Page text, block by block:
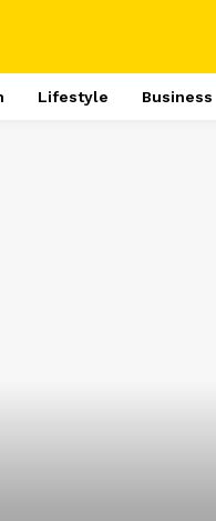
Lifestyle Business